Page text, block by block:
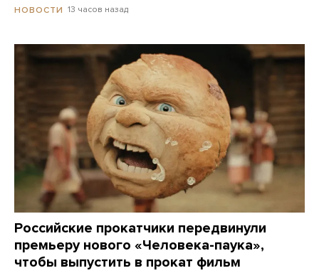
НОВОСТИ 13 часов назад
Российские прокатчики передвинули
премьеру нового «Человека-паука»,
чтобы выпустить в прокат фильм